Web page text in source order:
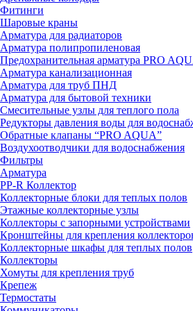
Фитинги
Шаровые краны
Арматура для радиаторов
Арматура полипропиленовая
Предохранительная арматура PRO
Арматура канализационная
Арматура для труб ПНД
Арматура для бытовой техники
Смесительные узлы для теплого пола
Редукторы давления воды для
Обратные клапаны “PRO AQUA”
Воздухоотводчики для водоснабжения
Фильтры
Арматура
PP-R Коллектор
Коллекторные блоки для теплых полов
Этажные коллекторные узлы
Коллекторы с запорными устройствами
Кронштейны для крепления
Коллекторные шкафы для теплых полов
Коллекторы
Хомуты для крепления труб
Крепеж
Термостаты